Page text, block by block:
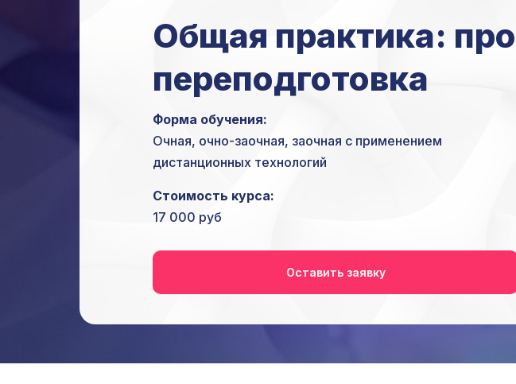
Общая практика:
переподготовка
Форма обучения:
Очная, очно-заочная, заочная с применением
дистанционных технологий
Стоимость курса:
17 000 руб
Оставить заявку